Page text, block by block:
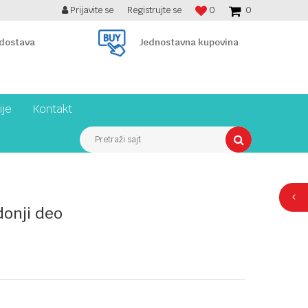
BESPLATNA ISPORUKA PREKO 7900 din! 0
0
Prijavite se Registrujte se
Jednostavna kupovina
Kontakt
Pretraži sajt
deo